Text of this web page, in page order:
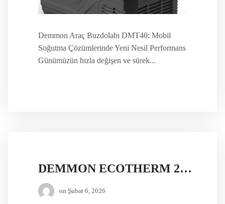
Demmon Araç Buzdolabı DMT40: Mobil
Soğutma Çözümlerinde Yeni Nesil Performans
Günümüzün hızla değişen ve sürek...
DEMMON ECOTHERM 2 24V DİZEL ISITICI
on Şubat 6, 2026